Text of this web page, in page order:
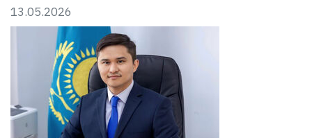
13.05.2026